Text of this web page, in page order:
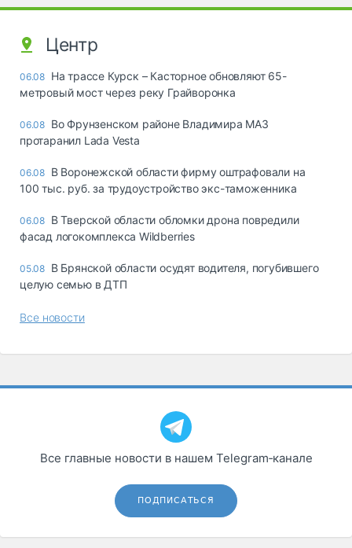
Центр
06.08 На трассе Курск – Касторное обновляют 65-
метровый мост через реку Грайворонка
06.08 Во Фрунзенском районе Владимира МАЗ
протаранил Lada Vesta
06.08 В Воронежской области фирму оштрафовали на
100 тыс. руб. за трудоустройство экс-таможенника
06.08 В Тверской области обломки дрона повредили
фасад логокомплекса Wildberries
05.08 В Брянской области осудят водителя, погубившего
целую семью в ДТП
Все новости
Все главные новости в нашем Telegram‑канале
ПОДПИСАТЬСЯ